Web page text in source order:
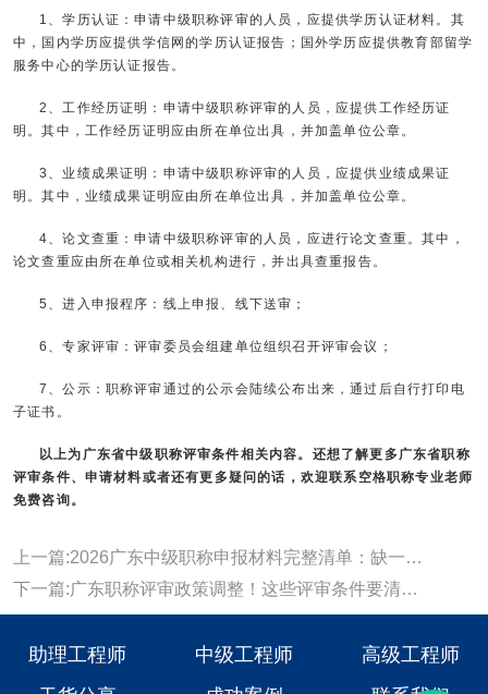
1、学历认证：申请中级职称评审的人员，应提供学历认证材料。其
中，国内学历应提供学信网的学历认证报告；国外学历应提供教育部留学
服务中心的学历认证报告。
2、工作经历证明：申请中级职称评审的人员，应提供工作经历证
明。其中，工作经历证明应由所在单位出具，并加盖单位公章。
3、业绩成果证明：申请中级职称评审的人员，应提供业绩成果证
明。其中，业绩成果证明应由所在单位出具，并加盖单位公章。
4、论文查重：申请中级职称评审的人员，应进行论文查重。其中，
论文查重应由所在单位或相关机构进行，并出具查重报告。
5、进入申报程序：线上申报、线下送审；
6、专家评审：评审委员会组建单位组织召开评审会议；
7、公示：职称评审通过的公示会陆续公布出来，通过后自行打印电
子证书。
以上为 广东省中级职称评审条件相关内容。还想了解更多广东省职称
评审条件、申请材料或者还有更多疑问的话，欢迎联系空格职称专业老师
免费咨询。
上一篇:2026广东中级职称申报材料完整清单：缺一项都可能被退回!
下一篇:广东职称评审政策调整！这些评审条件要清楚！
助理工程师 中级工程师
高级工程师